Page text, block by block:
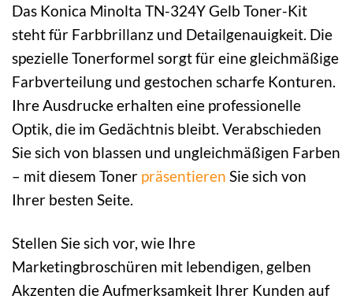
Das Konica Minolta TN-324Y Gelb Toner-Kit
steht für Farbbrillanz und Detailgenauigkeit. Die
spezielle Tonerformel sorgt für eine gleichmäßige
Farbverteilung und gestochen scharfe Konturen.
Ihre Ausdrucke erhalten eine professionelle
Optik, die im Gedächtnis bleibt. Verabschieden
Sie sich von blassen und ungleichmäßigen Farben
– mit diesem Toner präsentieren Sie sich von
Ihrer besten Seite.
Stellen Sie sich vor, wie Ihre
Marketingbroschüren mit lebendigen, gelben
Akzenten die Aufmerksamkeit Ihrer Kunden auf